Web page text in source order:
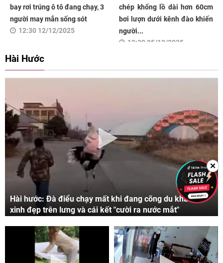
bay rơi trúng ô tô đang chạy, 3
người may mắn sống sót
12:30 12/12/2025
chép khổng lồ dài hơn 60cm
bơi lượn dưới kênh đào khiến
người...
12:30 05/12/2025
Hài Hước
Hài hước: Đà điểu chạy mất khi đang cõng du khách
xinh đẹp trên lưng và cái kết "cười ra nước mắt"
✕